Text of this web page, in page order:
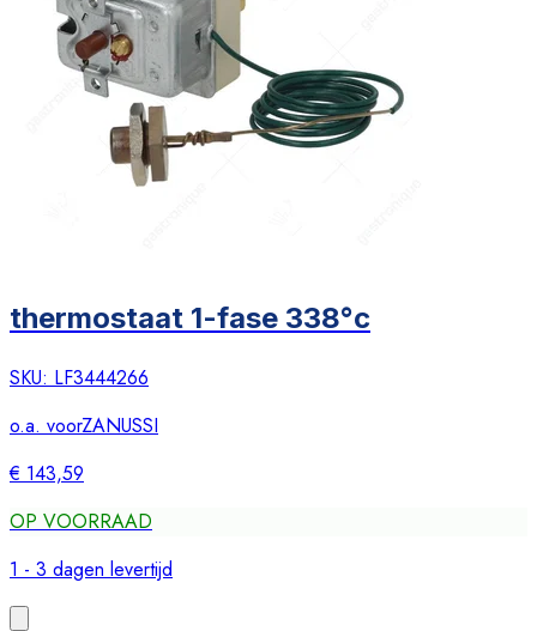
thermostaat 1-fase 338°c
SKU: LF3444266
o.a. voorZANUSSI
€ 143,59
OP VOORRAAD
1 - 3 dagen levertijd